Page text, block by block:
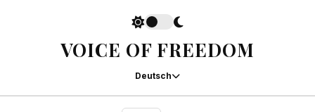
VOICE OF FREEDOM
Deutsch